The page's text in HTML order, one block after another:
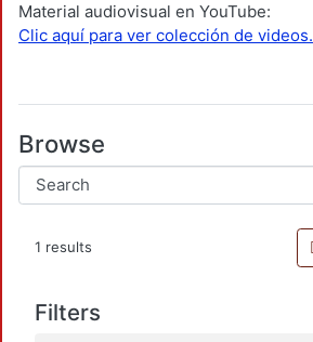
Material audiovisual en YouTube:
Clic aquí para ver colección de videos.
Browse
1 results
Filters